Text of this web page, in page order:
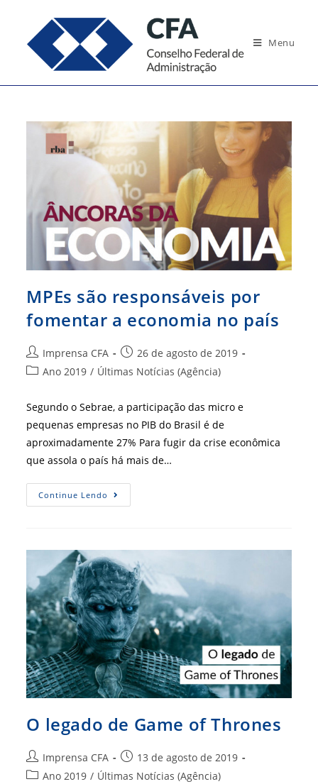
conteúdo
Menu
MPEs são responsáveis por
fomentar a economia no país
Autor
do
Imprensa CFA
Post
publicado:
26 de agosto de 2019
Categoria
Ano 2019 / Últimas Notícias (Agência)
Segundo o Sebrae, a participação das micro e
pequenas empresas no PIB do Brasil é de
aproximadamente 27% Para fugir da crise econômica
que assola o país há mais de…
Continue Lendo MPEs
São
Economia
No
País
O legado de Game of Thrones
Autor
do
Imprensa CFA
Post
publicado:
13 de agosto de 2019
Categoria
Ano 2019 / Últimas Notícias (Agência)